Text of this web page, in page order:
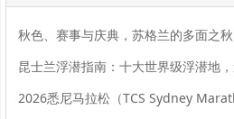
秋色、赛事与庆典，苏格兰的多面之秋
昆士兰浮潜指南：十大世界级浮潜地
2026悉尼马拉松（TCS Sydney